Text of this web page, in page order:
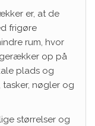
er, at de
frigøre
rum, hvor
op på
plads og
nøgler og
størrelser og